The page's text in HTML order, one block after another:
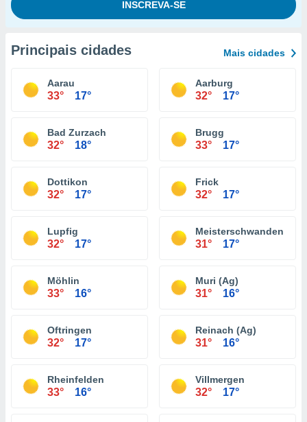
Principais cidades Mais cidades
Aarau
33° 17°
Aarburg
32° 17°
Bad Zurzach
32° 18°
Brugg
33° 17°
Dottikon
32° 17°
Frick
32° 17°
Lupfig
32° 17°
Meisterschwanden
31° 17°
Möhlin
33° 16°
Muri (Ag)
31° 16°
Oftringen
32° 17°
Reinach (Ag)
31° 16°
Rheinfelden
33° 16°
Villmergen
32° 17°